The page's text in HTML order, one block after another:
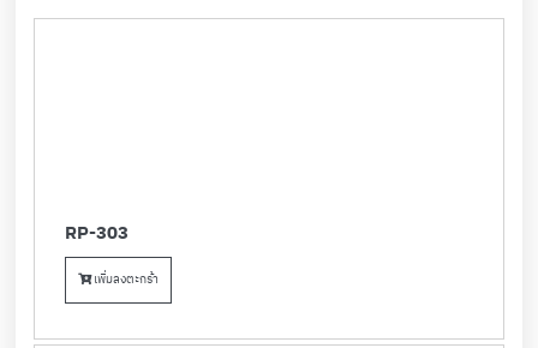
RP-303
เพิ่มลงตะกร้า